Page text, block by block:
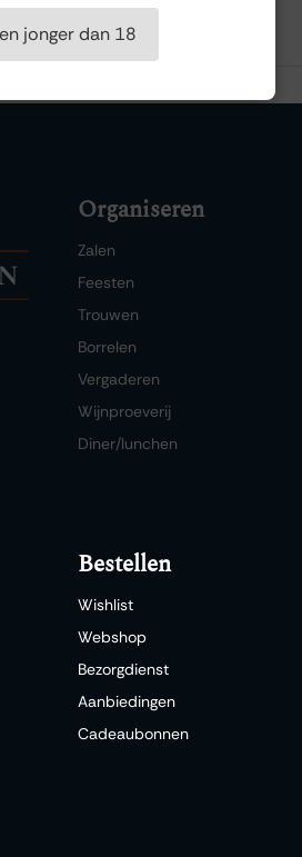
hun toewijding aan kwaliteit.
Organiseren
Zalen
Feesten
Trouwen
Borrelen
Vergaderen
Wijnproeverij
Diner/lunchen
Bestellen
Wishlist
Webshop
Bezorgdienst
Aanbiedingen
Cadeaubonnen
jonger dan 18